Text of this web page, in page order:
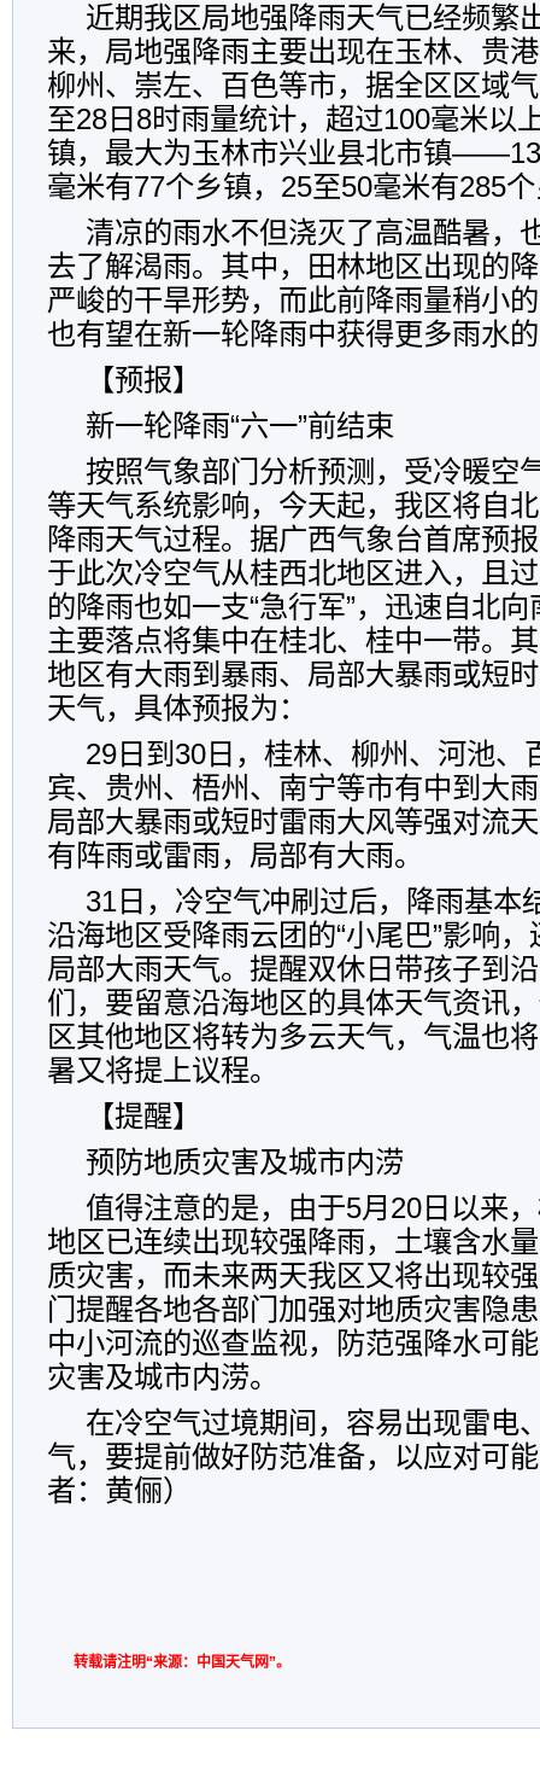
近期我区局地强降雨天气已经频繁
来，局地强降雨主要出现在玉林、贵
柳州、崇左、百色等市，据全区区域
至28日8时雨量统计，超过100毫米以
镇，最大为玉林市兴业县北市镇
毫米有77个乡镇，25至50毫米有285
清凉的雨水不但浇灭了高温酷暑，
去了解渴雨。其中，田林地区出现的
严峻的干旱形势，而此前降雨量稍小
也有望在新一轮降雨中获得更多雨水
【预报】
新一轮降雨“六一”前结束
按照气象部门分析预测，受冷暖空
等天气系统影响，今天起，我区将自
降雨天气过程。据广西气象台首席预
于此次冷空气从桂西北地区进入，且
的降雨也如一支“急行军”，迅速自北
主要落点将集中在桂北、桂中一带。
地区有大雨到暴雨、局部大暴雨或短
天气，具体预报为：
29日到30日，桂林、柳州、河池、
宾、贵州、梧州、南宁等市有中到大
局部大暴雨或短时雷雨大风等强对流
有阵雨或雷雨，局部有大雨。
31日，冷空气冲刷过后，降雨基本
沿海地区受降雨云团的“小尾巴”影响
局部大雨天气。提醒双休日带孩子到
们，要留意沿海地区的具体天气资讯
区其他地区将转为多云天气，气温也
暑又将提上议程。
【提醒】
预防地质灾害及城市内涝
值得注意的是，由于5月20日以来
地区已连续出现较强降雨，土壤含水
质灾害，而未来两天我区又将出现较
门提醒各地各部门加强对地质灾害隐
中小河流的巡查监视，防范强降水可
灾害及城市内涝。
在冷空气过境期间，容易出现雷电
气，要提前做好防范准备，以应对可
者：黄俪）
转载请注明“来源：中国天气网”。